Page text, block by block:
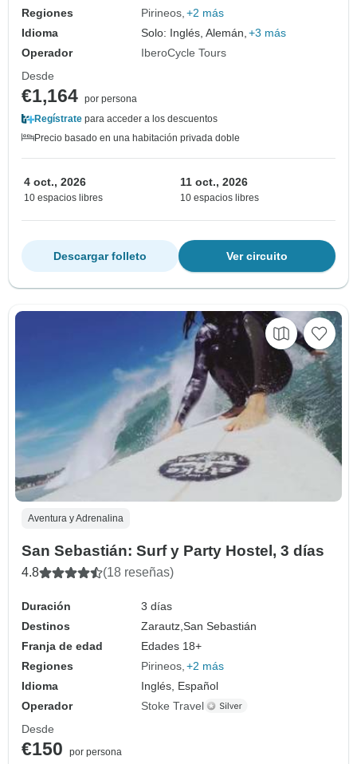
Regiones
Pirineos +2 más
Idioma
Solo: Inglés, Alemán, +3 más
Operador
IberoCycle Tours
Desde
€1,164 por persona
Regístrate para acceder a los descuentos
Precio basado en una habitación privada doble
4 oct., 2026
10 espacios libres
11 oct., 2026
10 espacios libres
Ver circuito
Descargar folleto
Aventura y Adrenalina
San Sebastián: Surf y Party Hostel, 3 días
4.8 (18 reseñas)
Duración
3 días
Destinos
Zarautz,San Sebastián
Franja de edad
Edades 18+
Regiones
Pirineos +2 más
Idioma
Inglés, Español
Operador
Stoke Travel
Desde
€150
por persona